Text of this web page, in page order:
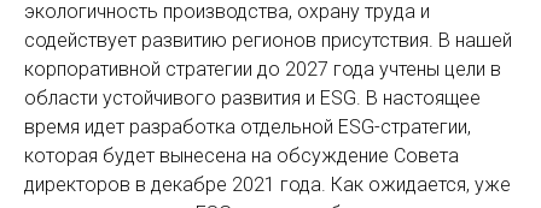
экологичность производства, охрану труда и
содействует развитию регионов присутствия. В нашей
корпоративной стратегии до 2027 года учтены цели в
области устойчивого развития и ESG. В настоящее
время идет разработка отдельной ESG-стратегии,
которая будет вынесена на обсуждение Совета
директоров в декабре 2021 года. Как ожидается, уже